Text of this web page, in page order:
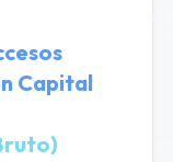
Capital